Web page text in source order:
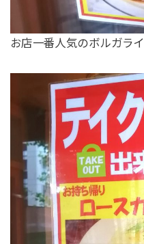
お店一番人気のボルガラ